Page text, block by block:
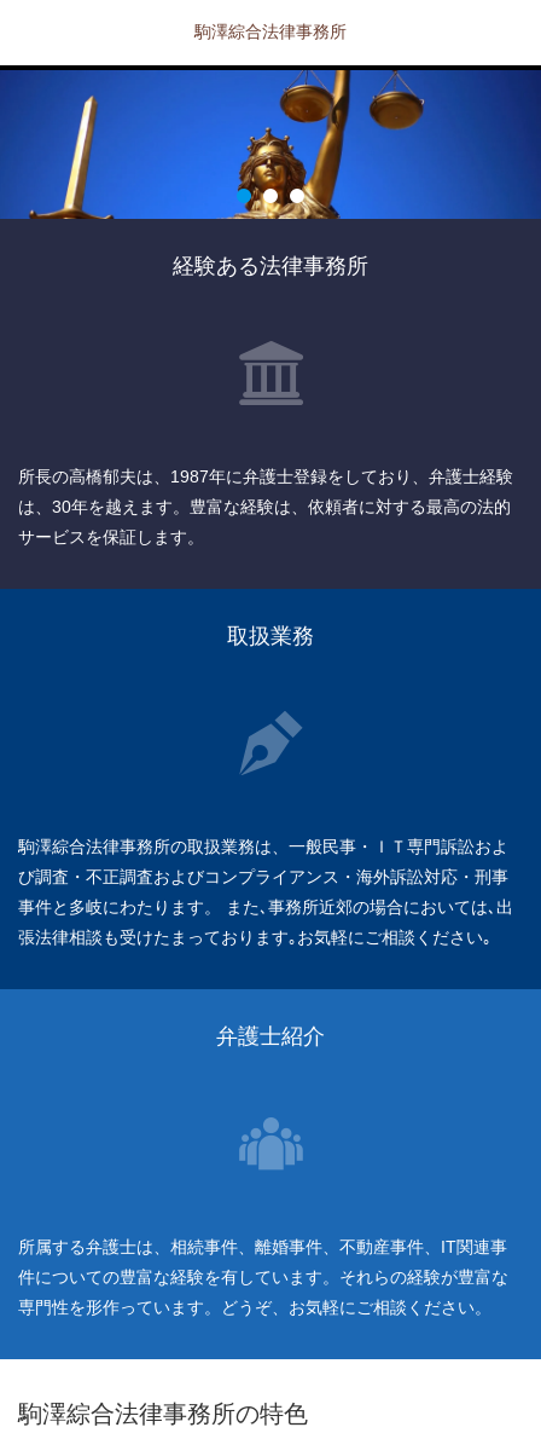
駒澤綜合法律事務所
経験ある法律事務所
所長の高橋郁夫は、1987年に弁護士登録をしており、弁護士経験
は、30年を越えます。豊富な経験は、依頼者に対する最高の法的
サービスを保証します。
取扱業務
駒澤綜合法律事務所の取扱業務は、一般民事・ＩＴ専門訴訟およ
び調査・不正調査およびコンプライアンス・海外訴訟対応・刑事
事件と多岐にわたります。 また､事務所近郊の場合においては､出
張法律相談も受けたまっております｡お気軽にご相談ください｡
弁護士紹介
所属する弁護士は、相続事件、離婚事件、不動産事件、IT関連事
件についての豊富な経験を有しています。それらの経験が豊富な
専門性を形作っています。どうぞ、お気軽にご相談ください。
駒澤綜合法律事務所の特色